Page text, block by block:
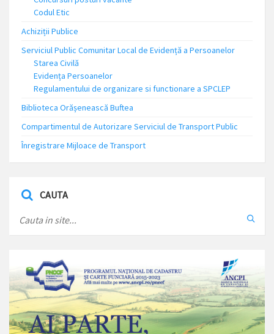
Codul Etic
Achiziții Publice
Serviciul Public Comunitar Local de Evidență a Persoanelor
Starea Civilă
Evidența Persoanelor
Regulamentului de organizare si functionare a SPCLEP
Biblioteca Orășenească Buftea
Compartimentul de Autorizare Serviciul de Transport Public
Înregistrare Mijloace de Transport
CAUTA